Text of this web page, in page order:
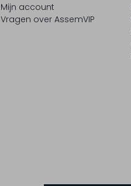
Mijn account
Vragen over AssemVIP